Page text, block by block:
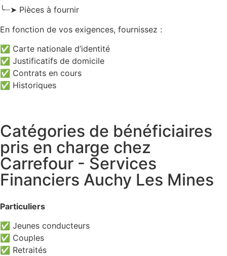
╰┈➤ Pièces à fournir
En fonction de vos exigences, fournissez :
✅ Carte nationale d’identité
✅ Justificatifs de domicile
✅ Contrats en cours
✅ Historiques
Catégories de bénéficiaires
pris en charge chez
Carrefour - Services
Financiers Auchy Les Mines
Particuliers
✅ Jeunes conducteurs
✅ Couples
✅ Retraités